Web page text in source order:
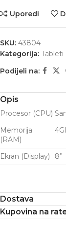
Uporedi
SKU: 43804
Kategorija: Tableti
Podijeli na:
Opis
Procesor (CPU)
Memorija
(RAM)
Ekran (Display) 8”
Dostava
Kupovina na